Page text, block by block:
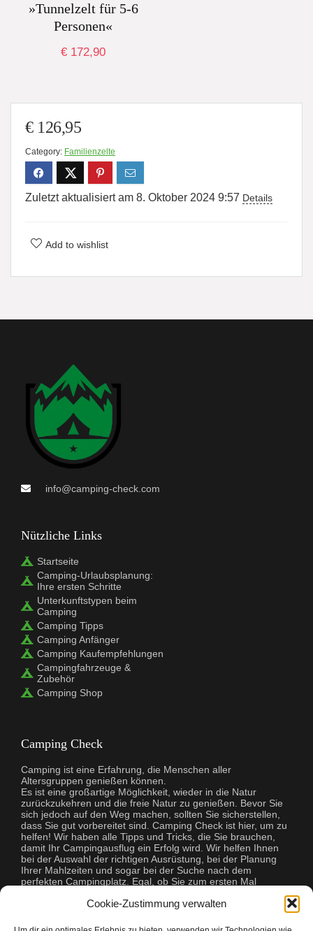
Cookie-Zustimmung verwalten
»Tunnelzelt für 5-6
Personen«
€ 172,90
€126,95
Category: Familienzelte
Zuletzt aktualisiert am 8. Oktober 2024 9:57 Details
Add to wishlist
info@camping-check.com
Nützliche Links
Startseite
Camping-Urlaubsplanung:
Ihre ersten Schritte
Unterkunftstypen beim
Camping
Camping Tipps
Camping Anfänger
Camping Kaufempfehlungen
Campingfahrzeuge &
Zubehör
Camping Shop
Camping Check
Camping ist eine Erfahrung, die Menschen aller
Altersgruppen genießen können.
Es ist eine großartige Möglichkeit, wieder in die Natur
zurückzukehren und die freie Natur zu genießen. Bevor Sie
sich jedoch auf den Weg machen, sollten Sie sicherstellen,
dass Sie gut vorbereitet sind. Camping Check ist hier, um zu
helfen! Wir haben alle Tipps und Tricks, die Sie brauchen,
damit Ihr Campingausflug ein Erfolg wird. Wir helfen Ihnen
bei der Auswahl der richtigen Ausrüstung, bei der Planung
Ihrer Mahlzeiten und sogar bei der Suche nach dem
perfekten Campingplatz. Egal, ob Sie zum ersten Mal
alles, was Sie brauchen, um Ihre Reise unvergesslich zu